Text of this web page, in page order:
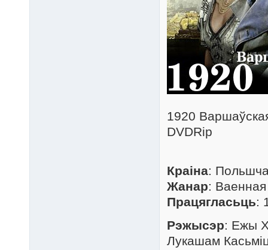
1920
DVDRip
Краіна:
Жанар:
Працягласьць:
Рэжысэр: Ежы
Лукашам